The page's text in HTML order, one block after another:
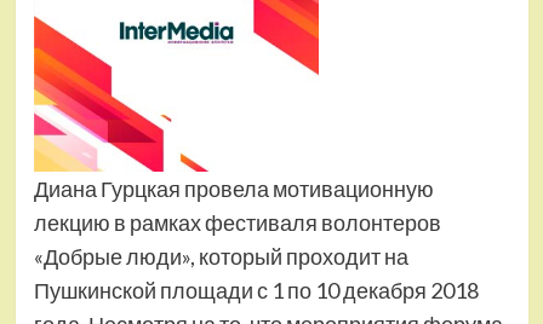
Диана Гурцкая провела мотивационную
лекцию в рамках фестиваля волонтеров
«Добрые люди», который проходит на
Пушкинской площади с 1 по 10 декабря 2018